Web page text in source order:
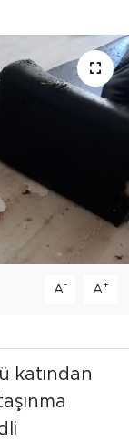
A- A+
katından